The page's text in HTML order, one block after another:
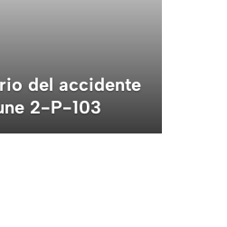
del accidente
2-P-103